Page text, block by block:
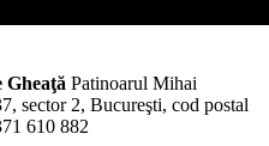
Gheaţă Patinoarul Mihai
sector 2, Bucureşti, cod postal
610 882